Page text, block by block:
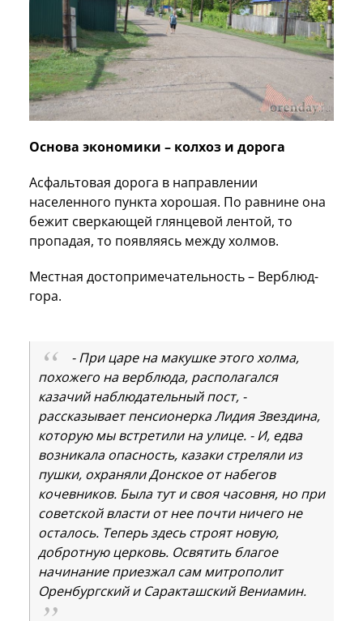
Основа экономики – колхоз и дорога
Асфальтовая дорога в направлении
населенного пункта хорошая. По равнине она
бежит сверкающей глянцевой лентой, то
пропадая, то появляясь между холмов.
Местная достопримечательность – Верблюд-
гора.
- При царе на макушке этого холма,
похожего на верблюда, располагался
казачий наблюдательный пост, -
рассказывает пенсионерка Лидия Звездина,
которую мы встретили на улице. - И, едва
возникала опасность, казаки стреляли из
пушки, охраняли Донское от набегов
кочевников. Была тут и своя часовня, но при
советской власти от нее почти ничего не
осталось. Теперь здесь строят новую,
добротную церковь. Освятить благое
начинание приезжал сам митрополит
Оренбургский и Саракташский Вениамин.